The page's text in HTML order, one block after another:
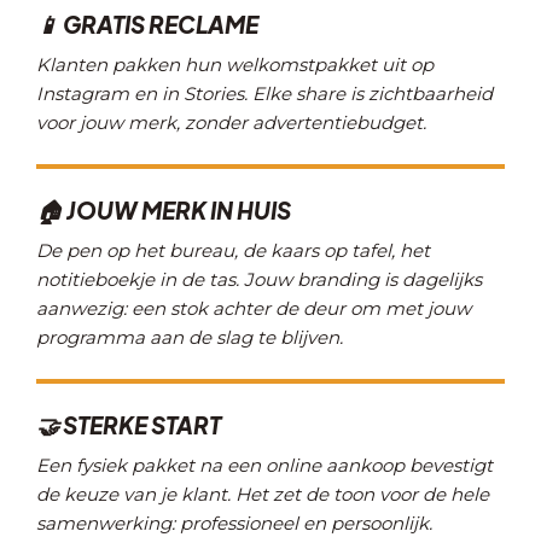
📱 GRATIS RECLAME
Klanten pakken hun welkomstpakket uit op
Instagram en in Stories. Elke share is zichtbaarheid
voor jouw merk, zonder advertentiebudget.
🏠 JOUW MERK IN HUIS
De pen op het bureau, de kaars op tafel, het
notitieboekje in de tas. Jouw branding is dagelijks
aanwezig: een stok achter de deur om met jouw
programma aan de slag te blijven.
🤝 STERKE START
Een fysiek pakket na een online aankoop bevestigt
de keuze van je klant. Het zet de toon voor de hele
samenwerking: professioneel en persoonlijk.